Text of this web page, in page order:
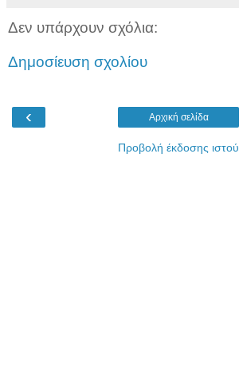
Δεν υπάρχουν σχόλια:
Δημοσίευση σχολίου
‹ Αρχική σελίδα
Προβολή έκδοσης ιστού